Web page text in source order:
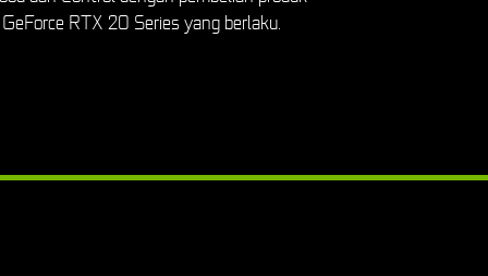
RTX 20 Series yang berlaku.